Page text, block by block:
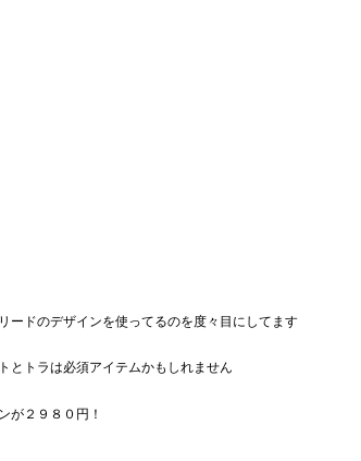
ードのデザインを使ってるのを度々目にしてます
とトラは必須アイテムかもしれません
が２９８０円！